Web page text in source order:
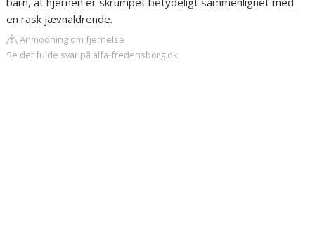
en rask jævnaldrende.
Anmodning om fjernelse
Se det fulde svar på alfa-fredensborg.dk